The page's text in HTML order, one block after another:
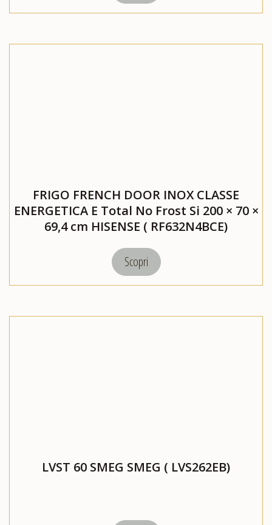
FRIGO FRENCH DOOR INOX CLASSE
ENERGETICA E Total No Frost Si 200 × 70 ×
69,4 cm HISENSE ( RF632N4BCE)
Scopri
LVST 60 SMEG SMEG ( LVS262EB)